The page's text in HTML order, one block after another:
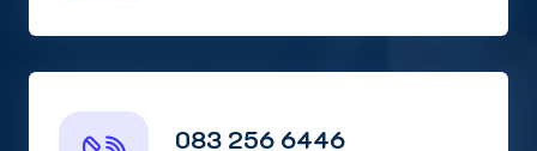
083 256 6446